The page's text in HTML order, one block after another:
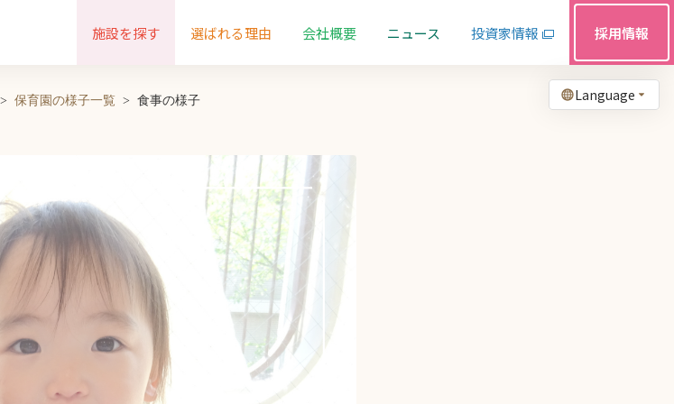
Language
施設を探す 選ばれる理由 会社概要 ニュース 投資家情報 採用情報
保育園の様子一覧 食事の様子